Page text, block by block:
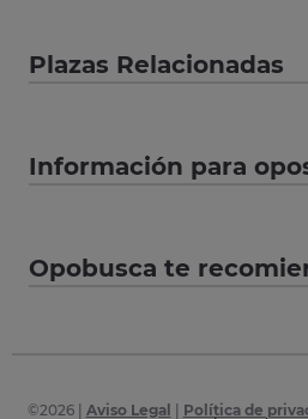
Plazas Relacionadas
Información para
Opobusca te
©2026| Aviso Legal Política de